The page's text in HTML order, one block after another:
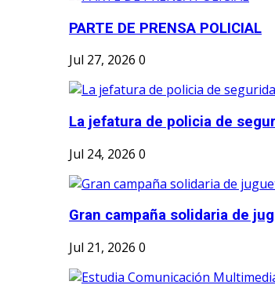
PARTE DE PRENSA POLICIAL
Jul 27, 2026 0
La jefatura de policia de
Jul 24, 2026 0
Gran campaña solidaria de
Jul 21, 2026 0